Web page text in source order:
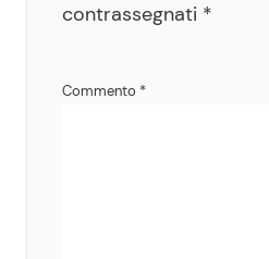
contrassegnati *
Commento *